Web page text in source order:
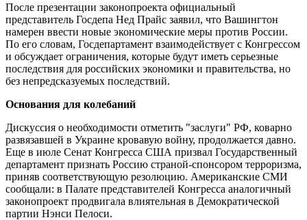
После презентации законопроекта официальный
представитель Госдепа Нед Прайс заявил, что Вашингтон
намерен ввести новые экономические меры против России.
По его словам, Госдепартамент взаимодействует с Конгрессом
и обсуждает ограничения, которые будут иметь серьезные
последствия для российских экономики и правительства, но
без непредсказуемых последствий.
Основания для колебаний
Дискуссия о необходимости отметить "заслуги" РФ, коварно
развязавшей в Украине кровавую войну, продолжается давно.
Еще в июле Сенат Конгресса США призвал Государственный
департамент признать Россию страной-спонсором терроризма,
приняв соответствующую резолюцию. Американские СМИ
сообщали: в Палате представителей Конгресса аналогичный
законопроект продвигала влиятельная в Демократической
партии Нэнси Пелоси.